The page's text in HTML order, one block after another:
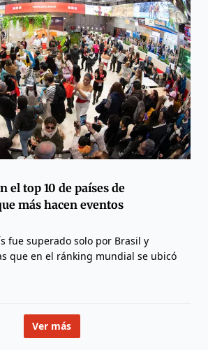
el top 10 de países de
más hacen eventos
fue superado solo por Brasil y
que en el ránking mundial se ubicó
Ver más